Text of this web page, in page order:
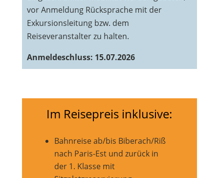
vor Anmeldung Rücksprache mit der
Exkursionsleitung bzw. dem
Reiseveranstalter zu halten.
Anmeldeschluss: 15.07.2026
Im Reisepreis inklusive:
Bahnreise ab/bis Biberach/Riß
nach Paris-Est und zurück in
der 1. Klasse mit